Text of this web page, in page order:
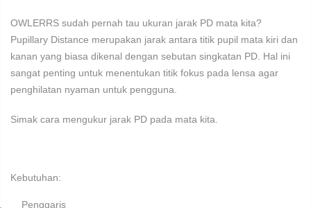
OWLERRS sudah pernah tau ukuran jarak PD mata kita?
Pupillary Distance merupakan jarak antara titik pupil mata kiri dan
kanan yang biasa dikenal dengan sebutan singkatan PD. Hal ini
sangat penting untuk menentukan titik fokus pada lensa agar
penghilatan nyaman untuk pengguna.
Simak cara mengukur jarak PD pada mata kita.
Kebutuhan:
Penggaris